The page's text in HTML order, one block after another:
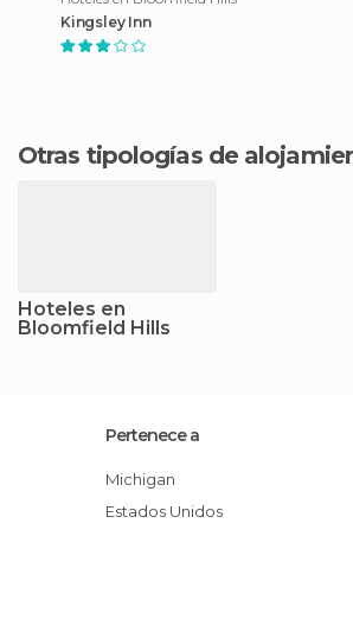
Kingsley Inn
Otras tipologías de
Hoteles en
Bloomfield Hills
Pertenece a
Michigan
Estados Unidos